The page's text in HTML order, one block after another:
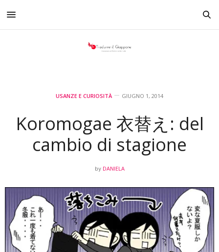
USANZE E CURIOSITÀ GIUGNO 1, 2014
Koromogae 衣替え: del
cambio di stagione
by DANIELA